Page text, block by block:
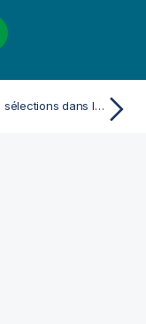
Types de sélections dans les visualisations